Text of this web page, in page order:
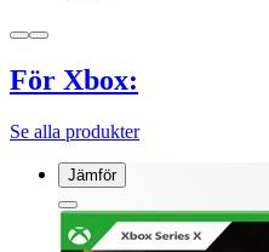
För Xbox:
Se alla produkter
Jämför